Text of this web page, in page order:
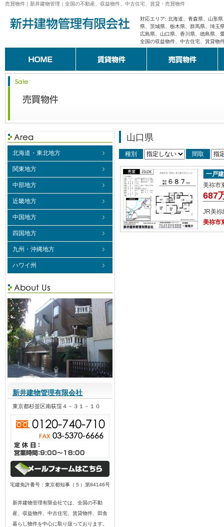
売買物件｜新井建物管理｜全国の不動産、収益物件、中古住宅、賃貸・売買物件
対応エリア: 北海道、青森県、山形
県、茨城県、栃木県、群馬県、埼玉
広島県、山口県、香川県、徳島県、
全国の収益物件、中古住宅、賃貸物
山口県
種別 間取
一戸
美祢
687
JR美
美祢
北海道・東北地方
関東地方
中部地方
近畿地方
中国地方
四国地方
九州・沖縄地方
ハワイ州
新井建物管理有限会社
東京都杉並区南荻窪４－３１－１０
宅建免許番号：東京都知事（５）第84146号
新井建物管理有限会社では、全国の不動
産、収益物件、中古住宅、賃貸物件、田舎
暮らし物件を中心に取り扱っております。